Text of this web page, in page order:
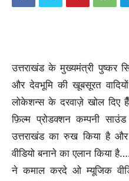
उत्तराखंड के मुख्यमंत्री पुष्कर
और देवभूमि की खूबसूरत
लोकेशन्स के दरवाज़े खोल दिए
फ़िल्म प्रोडक्शन कम्पनी
उत्तराखंड का रुख किया है
वीडियो बनाने का एलान किया
ने कमाल करदे ओ म्यूजिक